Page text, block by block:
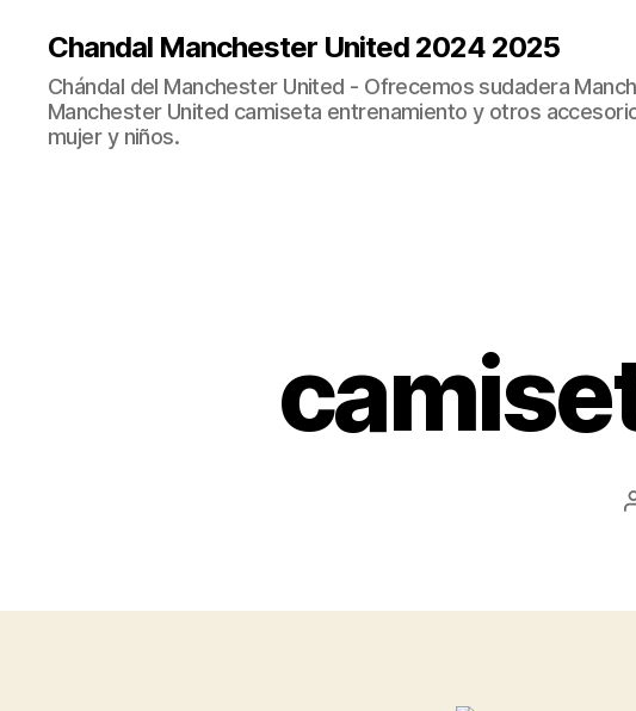
Chandal Manchester United 2024 2025
Chándal del Manchester United - Ofrecemos sudadera
Manchester United camiseta entrenamiento y otros
mujer y niños.